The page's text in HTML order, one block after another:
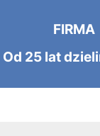
Od 25 lat